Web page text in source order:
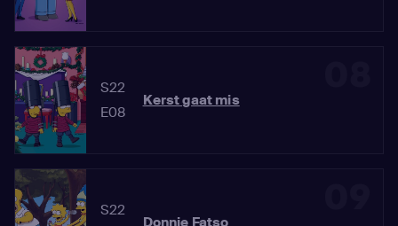
S22
E08
Kerst gaat mis
S22
Donnie Fatso